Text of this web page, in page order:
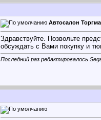
Автосалон
Здравствуйте. Позвольте
обсуждать с Вами покупку и
Последний раз редактировалось